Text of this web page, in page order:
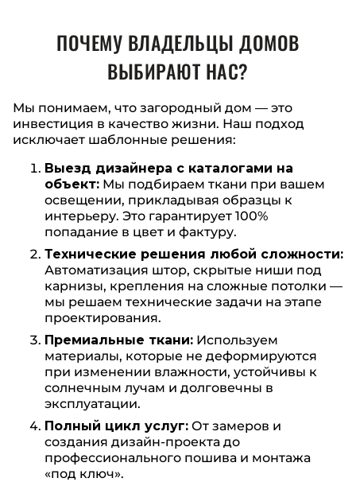
ПОЧЕМУ ВЛАДЕЛЬЦЫ ДОМОВ
ВЫБИРАЮТ НАС?
Мы понимаем, что загородный дом — это
инвестиция в качество жизни. Наш подход
исключает шаблонные решения:
Выезд дизайнера с каталогами на
объект: Мы подбираем ткани при вашем
освещении, прикладывая образцы к
интерьеру. Это гарантирует 100%
попадание в цвет и фактуру.
Технические решения любой сложности:
Автоматизация штор, скрытые ниши под
карнизы, крепления на сложные потолки —
мы решаем технические задачи на этапе
проектирования.
Премиальные ткани: Используем
материалы, которые не деформируются
при изменении влажности, устойчивы к
солнечным лучам и долговечны в
эксплуатации.
Полный цикл услуг: От замеров и
создания дизайн-проекта до
профессионального пошива и монтажа
«под ключ».